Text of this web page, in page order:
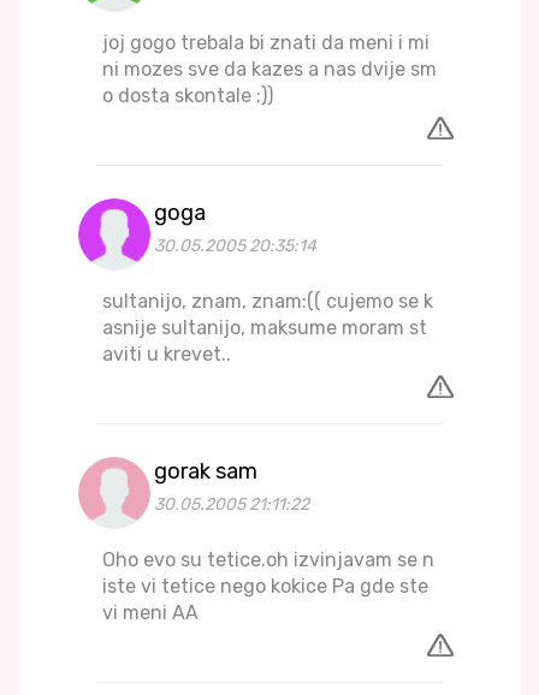
joj gogo trebala bi znati da meni i mi
ni mozes sve da kazes a nas dvije sm
o dosta skontale :))
goga
30.05.2005 20:35:14
sultanijo, znam, znam:(( cujemo se k
asnije sultanijo, maksume moram st
aviti u krevet..
gorak sam
30.05.2005 21:11:22
Oho evo su tetice.oh izvinjavam se n
iste vi tetice nego kokice Pa gde ste
vi meni AA